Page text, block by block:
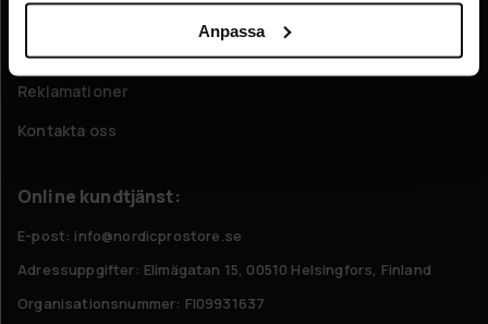
Anpassa
Leverans
Returer
Reklamationer
Kontakta oss
Online kundtjänst:
E-post: info@nordicprostore.se
Adressuppgifter: Elimägatan 15, 00510 Helsingfors, Finland
Organisationsnummer: FI09931637